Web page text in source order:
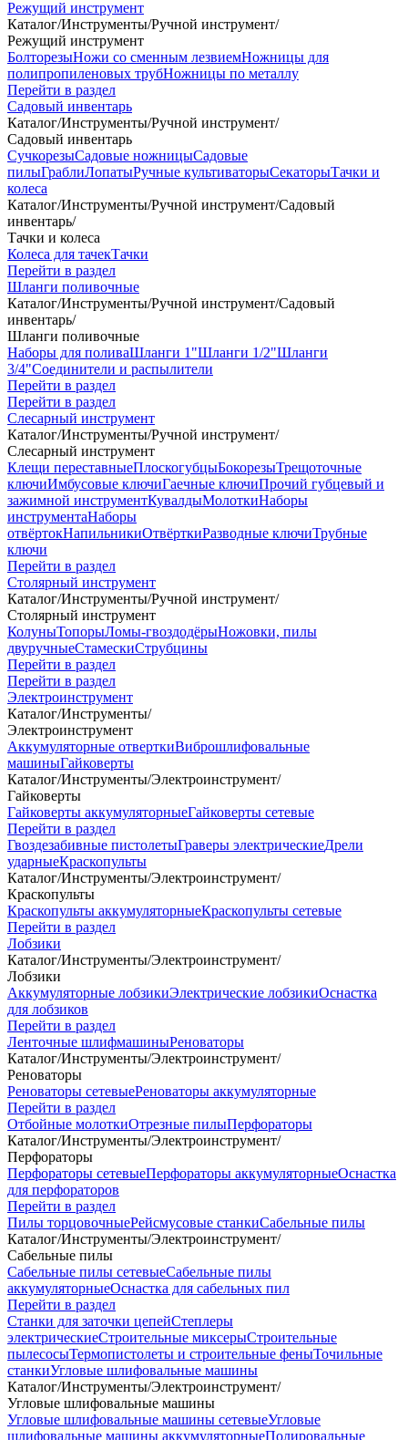
Режущий инструмент
Каталог/Инструменты/Ручной инструмент/
Режущий инструмент
БолторезыНожи со сменным лезвиемНожницы для
полипропиленовых трубНожницы по металлу
Перейти в раздел
Садовый инвентарь
Каталог/Инструменты/Ручной инструмент/
Садовый инвентарь
СучкорезыСадовые ножницыСадовые
пилыГраблиЛопатыРучные культиваторыСекаторыТачки и
колеса
Каталог/Инструменты/Ручной инструмент/Садовый
инвентарь/
Тачки и колеса
Колеса для тачекТачки
Перейти в раздел
Шланги поливочные
Каталог/Инструменты/Ручной инструмент/Садовый
инвентарь/
Шланги поливочные
Наборы для поливаШланги 1"Шланги 1/2"Шланги
3/4"Соединители и распылители
Перейти в раздел
Перейти в раздел
Слесарный инструмент
Каталог/Инструменты/Ручной инструмент/
Слесарный инструмент
Клещи переставныеПлоскогубцыБокорезыТрещоточные
ключиИмбусовые ключиГаечные ключиПрочий губцевый и
зажимной инструментКувалдыМолоткиНаборы
инструментаНаборы
отвёртокНапильникиОтвёрткиРазводные ключиТрубные
ключи
Перейти в раздел
Столярный инструмент
Каталог/Инструменты/Ручной инструмент/
Столярный инструмент
КолуныТопорыЛомы-гвоздодёрыНожовки, пилы
двуручныеСтамескиСтрубцины
Перейти в раздел
Перейти в раздел
Электроинструмент
Каталог/Инструменты/
Электроинструмент
Аккумуляторные отверткиВиброшлифовальные
машиныГайковерты
Каталог/Инструменты/Электроинструмент/
Гайковерты
Гайковерты аккумуляторныеГайковерты сетевые
Перейти в раздел
Гвоздезабивные пистолетыГраверы электрическиеДрели
ударныеКраскопульты
Каталог/Инструменты/Электроинструмент/
Краскопульты
Краскопульты аккумуляторныеКраскопульты сетевые
Перейти в раздел
Лобзики
Каталог/Инструменты/Электроинструмент/
Лобзики
Аккумуляторные лобзикиЭлектрические лобзикиОснастка
для лобзиков
Перейти в раздел
Ленточные шлифмашиныРеноваторы
Каталог/Инструменты/Электроинструмент/
Реноваторы
Реноваторы сетевыеРеноваторы аккумуляторные
Перейти в раздел
Отбойные молоткиОтрезные пилыПерфораторы
Каталог/Инструменты/Электроинструмент/
Перфораторы
Перфораторы сетевыеПерфораторы аккумуляторныеОснастка
для перфораторов
Перейти в раздел
Пилы торцовочныеРейсмусовые станкиСабельные пилы
Каталог/Инструменты/Электроинструмент/
Сабельные пилы
Сабельные пилы сетевыеСабельные пилы
аккумуляторныеОснастка для сабельных пил
Перейти в раздел
Станки для заточки цепейСтеплеры
электрическиеСтроительные миксерыСтроительные
пылесосыТермопистолеты и строительные феныТочильные
станкиУгловые шлифовальные машины
Каталог/Инструменты/Электроинструмент/
Угловые шлифовальные машины
Угловые шлифовальные машины сетевыеУгловые
шлифовальные машины аккумуляторныеПолировальные